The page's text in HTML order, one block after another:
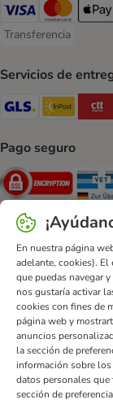
Visa Payment Method
Mastercard
Apple
Transferencia
Transferencia
Servicios de
GLS
Pago seguro
Security
Ayuda Contacto
Condiciones
Newsletter
Formas de pago
Programa de
Gestión de residuos
En nuestra página
adelante, cookies). El
que puedas navegar
nos gustaría activar
cookies con fines de
página web y
anuncios
la sección de
información sobre
datos personales
sección de